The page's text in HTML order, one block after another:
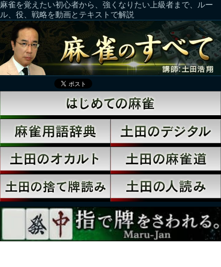
麻雀を覚えたい初心者から、強くなりたい上級者まで、ルー
ル、役、戦略を動画とテキストで解説